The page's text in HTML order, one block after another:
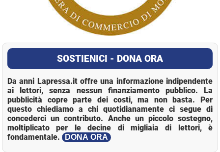
SOSTIENICI - DONA ORA
Da anni Lapressa.it offre una informazione indipendente
ai lettori, senza nessun finanziamento pubblico. La
pubblicità copre parte dei costi, ma non basta. Per
questo chiediamo a chi quotidianamente ci segue di
concederci un contributo. Anche un piccolo sostegno,
moltiplicato per le decine di migliaia di lettori, è
fondamentale.
DONA ORA